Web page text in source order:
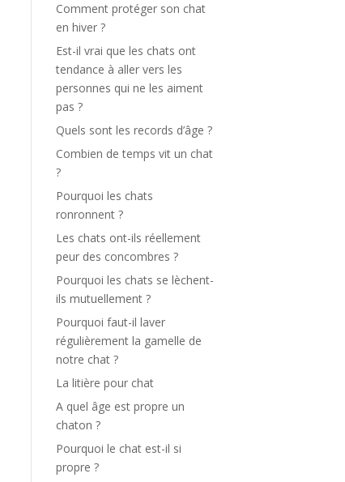
Comment protéger son chat
en hiver ?
Est-il vrai que les chats ont
tendance à aller vers les
personnes qui ne les aiment
pas ?
Quels sont les records d’âge ?
Combien de temps vit un chat
?
Pourquoi les chats
ronronnent ?
Les chats ont-ils réellement
peur des concombres ?
Pourquoi les chats se lèchent-
ils mutuellement ?
Pourquoi faut-il laver
régulièrement la gamelle de
notre chat ?
La litière pour chat
A quel âge est propre un
chaton ?
Pourquoi le chat est-il si
propre ?